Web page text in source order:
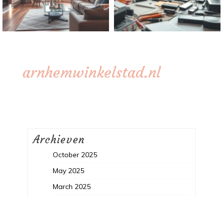
arnhemwinkelstad.nl
Archieven
October 2025
May 2025
March 2025